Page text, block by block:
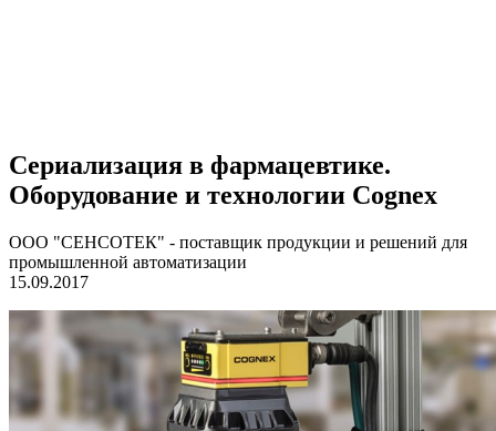
Сериализация в фармацевтике.
Оборудование и технологии Cognex
ООО "СЕНСОТЕК" - поставщик продукции и решений для
промышленной автоматизации
15.09.2017